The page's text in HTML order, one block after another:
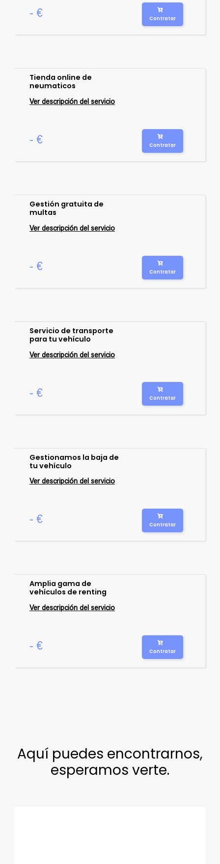
- € Contratar
Tienda online de
neumaticos
Ver descripción del servicio
- € Contratar
Gestión gratuita de
multas
Ver descripción del servicio
- € Contratar
Servicio de transporte
para tu vehículo
Ver descripción del servicio
- € Contratar
Gestionamos la baja de
tu vehículo
Ver descripción del servicio
- € Contratar
Amplia gama de
vehículos de renting
Ver descripción del servicio
- € Contratar
Aquí puedes encontrarnos,
esperamos verte.